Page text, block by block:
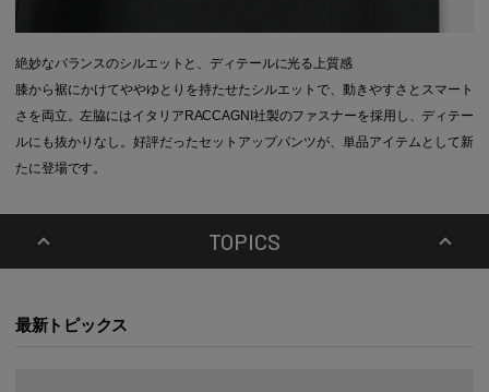
絶妙なバランスのシルエットと、ディテールに光る上質感
膝から裾にかけてややゆとりを持たせたシルエットで、動きやすさとスマート
さを両立。左脇にはイタリアRACCAGNI社製のファスナーを採用し、ディテー
ルにも抜かりなし。好評だったセットアップパンツが、単品アイテムとして新
たに登場です。
TOPICS
最新トピックス